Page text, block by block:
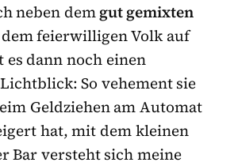
neben demgut gemixten
feierwilligen Volk auf
es dann noch einen
So vehement sie
Geldziehen am Automat
hat, mit dem kleinen
Bar versteht sich meine